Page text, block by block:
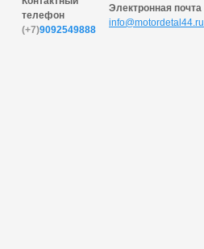
телефон
(+7)9092549888
Электронная почта
info@motordetal44.ru